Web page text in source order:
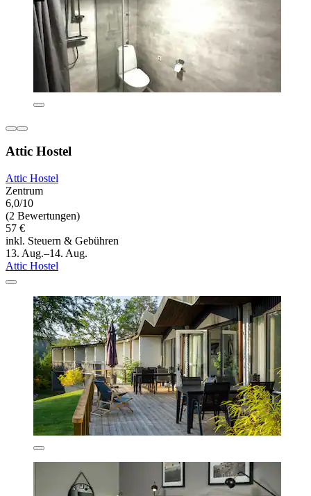
Attic Hostel
Attic Hostel
Zentrum
6,0/10
(2 Bewertungen)
57 €
inkl. Steuern & Gebühren
13. Aug.–14. Aug.
Attic Hostel